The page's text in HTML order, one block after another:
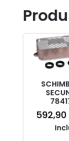
592,90